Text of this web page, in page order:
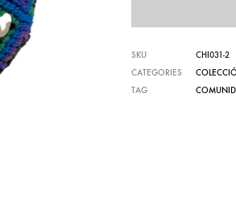
SKU
CHI031-2
CATEGORIES
TAG